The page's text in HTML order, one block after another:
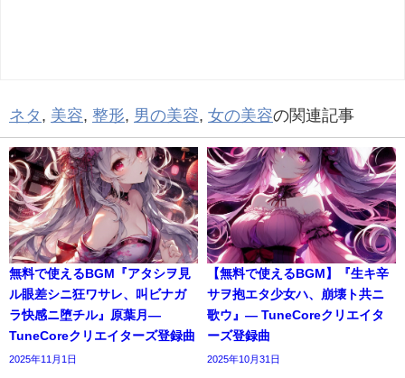
ネタ , 美容, 整形, 男の美容, 女の美容の関連記事
無料で使えるBGM『アタシヲ見
ル眼差シニ狂ワサレ、叫ビナガ
ラ快感ニ堕チル』原葉月―
TuneCoreクリエイターズ登録曲
2025年11月1日
【無料で使えるBGM】『生キ辛
サヲ抱エタ少女ハ、崩壊ト共ニ
歌ウ』― TuneCoreクリエイタ
ーズ登録曲
2025年10月31日